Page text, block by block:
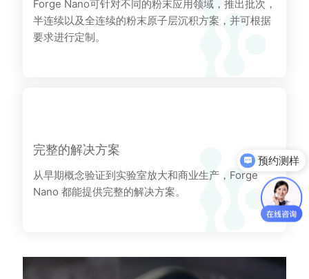
Forge Nano可针对不同的粉末应用领域，推出批次，
半连续以及全连续的粉末原子层沉积方案，并可根据
要求进行定制。
完整的解决方案
从早期概念验证到实验室放大和商业生产，Forge
Nano 都能提供完整的解决方案。
预约测样
获取产品资料